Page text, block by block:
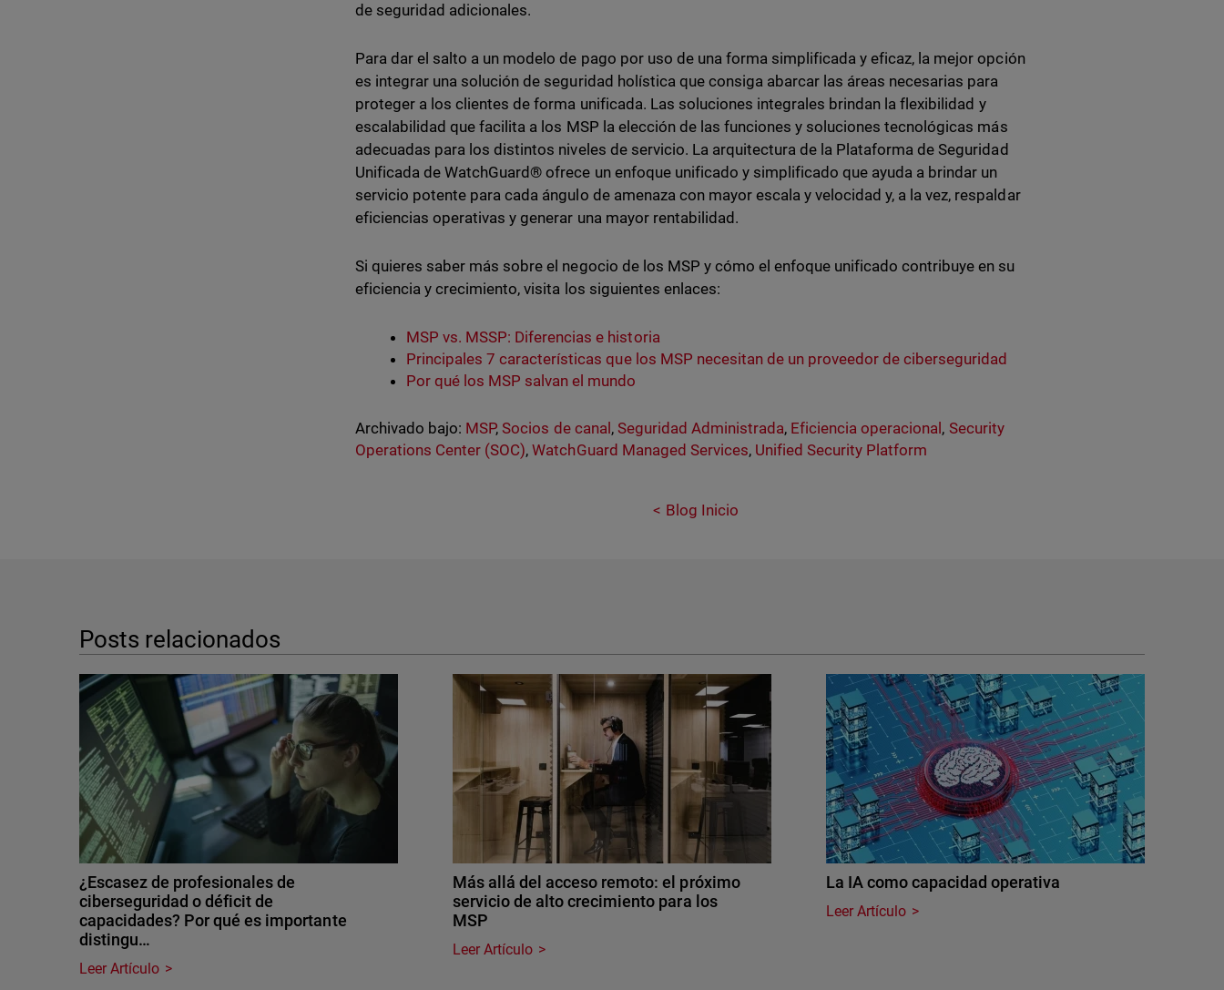
de seguridad adicionales.
Para dar el salto a un modelo de pago por uso de una forma simplificada y eficaz, la mejor opción
es integrar una solución de seguridad holística que consiga abarcar las áreas necesarias para
proteger a los clientes de forma unificada. Las soluciones integrales brindan la flexibilidad y
escalabilidad que facilita a los MSP la elección de las funciones y soluciones tecnológicas más
adecuadas para los distintos niveles de servicio. La arquitectura de la Plataforma de Seguridad
Unificada de WatchGuard® ofrece un enfoque unificado y simplificado que ayuda a brindar un
servicio potente para cada ángulo de amenaza con mayor escala y velocidad y, a la vez, respaldar
eficiencias operativas y generar una mayor rentabilidad.
Si quieres saber más sobre el negocio de los MSP y cómo el enfoque unificado contribuye en su
eficiencia y crecimiento, visita los siguientes enlaces:
MSP vs. MSSP: Diferencias e historia
Principales 7 características que los MSP necesitan de un proveedor de ciberseguridad
Por qué los MSP salvan el mundo
Archivado bajo: MSP,Socios de canal , Seguridad Administrada, Eficiencia operacional , Security
Operations Center (SOC),WatchGuard Managed Services, Unified Security Platform
Blog Inicio
Posts relacionados
¿Escasez de profesionales de
ciberseguridad o déficit de
capacidades? Por qué es importante
distingu…
Leer Artículo
Más allá del acceso remoto: el próximo
servicio de alto crecimiento para los
MSP
Leer Artículo
La IA como capacidad operativa
Leer Artículo